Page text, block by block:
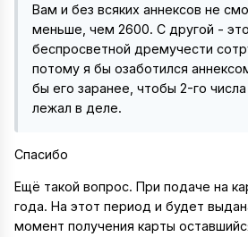
Вам и без всяких аннексов не
меньше, чем 2600. С другой -
беспросветной дремучести
потому я бы озаботился
бы его заранее, чтобы 2-го
лежал в деле.
Спасибо
Ещё такой вопрос. При подаче на
года. На этот период и будет
момент получения карты